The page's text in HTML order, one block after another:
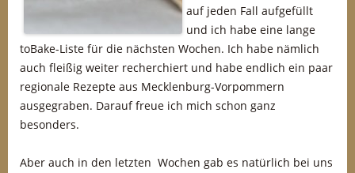
auf jeden Fall aufgefüllt
und ich habe eine lange
toBake-Liste für die nächsten Wochen. Ich habe nämlich
auch fleißig weiter recherchiert und habe endlich ein paar
regionale Rezepte aus Mecklenburg-Vorpommern
ausgegraben. Darauf freue ich mich schon ganz
besonders.
Aber auch in den letzten Wochen gab es natürlich bei uns